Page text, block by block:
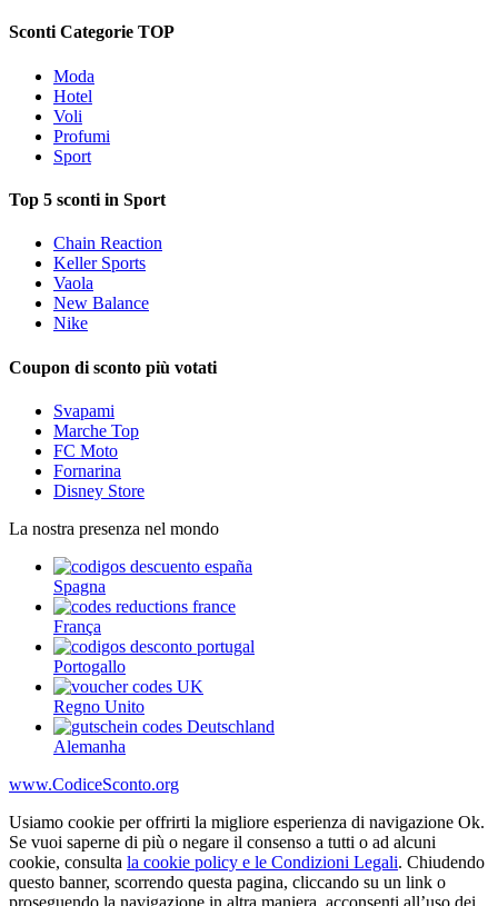
Sconti Categorie TOP
Moda
Hotel
Voli
Profumi
Sport
Top 5 sconti in Sport
Chain Reaction
Keller Sports
Vaola
New Balance
Nike
Coupon di sconto più votati
Svapami
Marche Top
FC Moto
Fornarina
Disney Store
La nostra presenza nel mondo
Spagna
França
Portogallo
Regno Unito
Alemanha
www.CodiceSconto.org
Usiamo cookie per offrirti la migliore esperienza di navigazione Ok.
Se vuoi saperne di più o negare il consenso a tutti o ad alcuni
cookie, consulta la cookie policy e le Condizioni Legali. Chiudendo
questo banner, scorrendo questa pagina, cliccando su un link o
proseguendo la navigazione in altra maniera, acconsenti all’uso dei